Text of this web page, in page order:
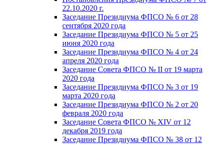
22.10.2020 г.
Заседание Президиума ФПСО № 6 от 28
сентября 2020 года
Заседание Президиума ФПСО № 5 от 25
июня 2020 года
Заседание Президиума ФПСО № 4 от 24
апреля 2020 года
Заседание Совета ФПСО № II от 19 марта
2020 года
Заседание Президиума ФПСО № 3 от 19
марта 2020 года
Заседание Президиума ФПСО № 2 от 20
февраля 2020 года
Заседание Совета ФПСО № XIV от 12
декабря 2019 года
Заседание Президиума ФПСО № 38 от 12